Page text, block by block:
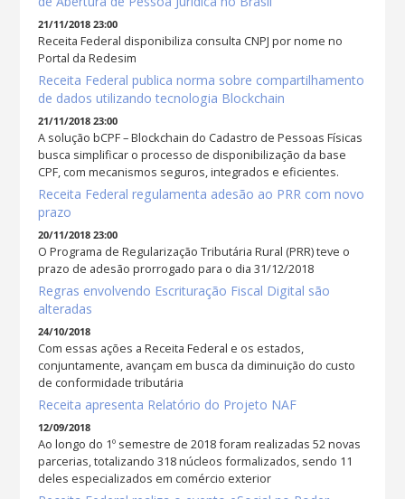
21/11/2018 23:00
Receita Federal disponibiliza consulta CNPJ por nome no
Portal da Redesim
Receita Federal publica norma sobre compartilhamento
de dados utilizando tecnologia Blockchain
21/11/2018 23:00
A solução bCPF – Blockchain do Cadastro de Pessoas Físicas
busca simplificar o processo de disponibilização da base
CPF, com mecanismos seguros, integrados e eficientes.
Receita Federal regulamenta adesão ao PRR com novo
prazo
20/11/2018 23:00
O Programa de Regularização Tributária Rural (PRR) teve o
prazo de adesão prorrogado para o dia 31/12/2018
Regras envolvendo Escrituração Fiscal Digital são
alteradas
24/10/2018
Com essas ações a Receita Federal e os estados,
conjuntamente, avançam em busca da diminuição do custo
de conformidade tributária
Receita apresenta Relatório do Projeto NAF
12/09/2018
Ao longo do 1º semestre de 2018 foram realizadas 52 novas
parcerias, totalizando 318 núcleos formalizados, sendo 11
deles especializados em comércio exterior